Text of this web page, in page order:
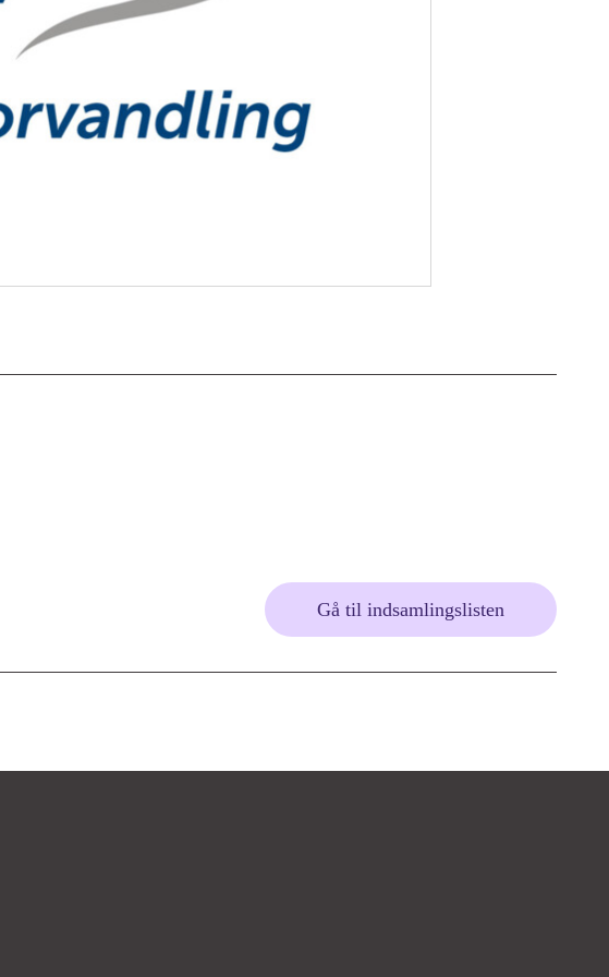
Gå til indsamlingslisten